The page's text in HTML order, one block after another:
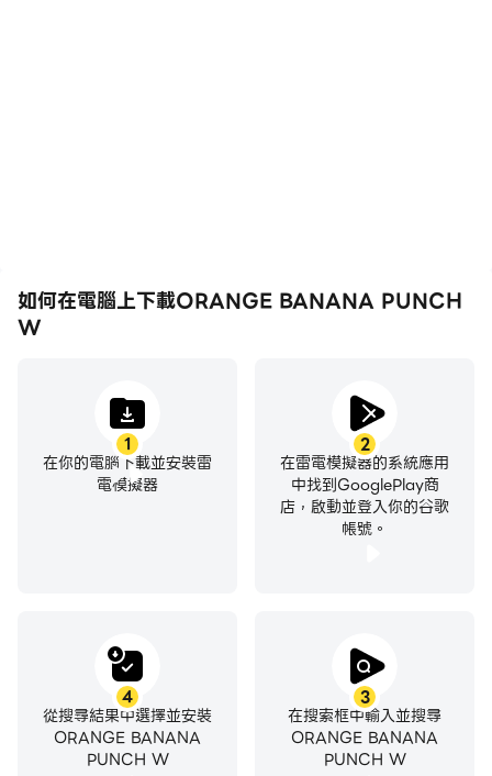
如何在電腦上下載ORANGE BANANA PUNCH
W
1
在你的電腦下載並安裝雷
電模擬器
2
在雷電模擬器的系統應用
中找到GooglePlay商
店，啟動並登入你的谷歌
帳號。
3
在搜索框中輸入並搜尋
ORANGE BANANA
PUNCH W
4
從搜尋結果中選擇並安裝
ORANGE BANANA
PUNCH W